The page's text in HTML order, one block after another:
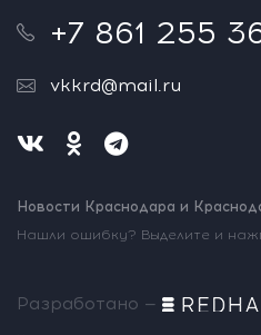
+7 861 255
vkkrd@mail.ru
Новости Краснодара и
Нашли ошибку? Выделите и
Разработано —